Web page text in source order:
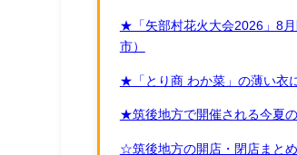
★「矢部村花火大会2026」8
市）
★「とり商 わか菜」の薄い衣
★筑後地方で開催される今夏
☆筑後地方の開店・閉店まと